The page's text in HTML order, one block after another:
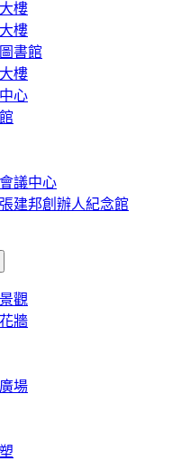
樓
樓
書館
樓
心
議中心
建邦創辦人紀念館
觀
牆
場